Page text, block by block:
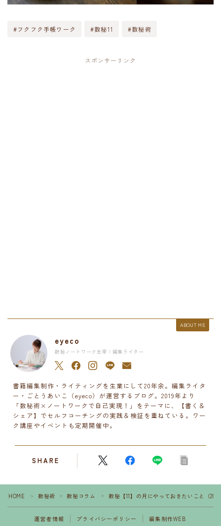
#フクフク手帳ワーク #数秘11 #数秘術
スポンサーリンク
ABOUT ME
eyeco
数秘ノートワーク主宰 | 編集ライター
書籍編集制作・ライティングを生業にして20年余。編集ライタ
ー・ごとうあいこ（eyeco）が運営するブログ。2019年より
「数秘術×ノートワークで自己実現！」をテーマに、【書く＆
シェア】でセルフコーチングの実践＆検証を重ねている。ワー
ク講座やイベントも定期開催中。
SHARE
HOME ＞ 数秘術 ＞ 数秘コラム ＞ 数秘【11】の月にやっておきたいこと（
運営者情報 プライバシーポリシー 編集制作WEB